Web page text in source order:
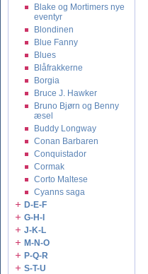
Blake og Mortimers nye
eventyr
Blondinen
Blue Fanny
Blues
Blåfrakkerne
Borgia
Bruce J. Hawker
Bruno Bjørn og Benny
æsel
Buddy Longway
Conan Barbaren
Conquistador
Cormak
Corto Maltese
Cyanns saga
D-E-F
G-H-I
J-K-L
M-N-O
P-Q-R
S-T-U